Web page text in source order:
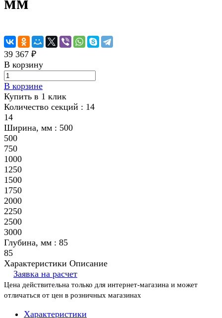
39 367 ₽
В корзину
В корзине
Купить в 1 клик
Количество секций : 14
14
Ширина, мм : 500
500
750
1000
1250
1500
1750
2000
2250
2500
3000
Глубина, мм : 85
85
Характеристики Описание
Заявка на расчет
Цена действительна только для интернет-магазина и может
отличаться от цен в розничных магазинах
Характеристики